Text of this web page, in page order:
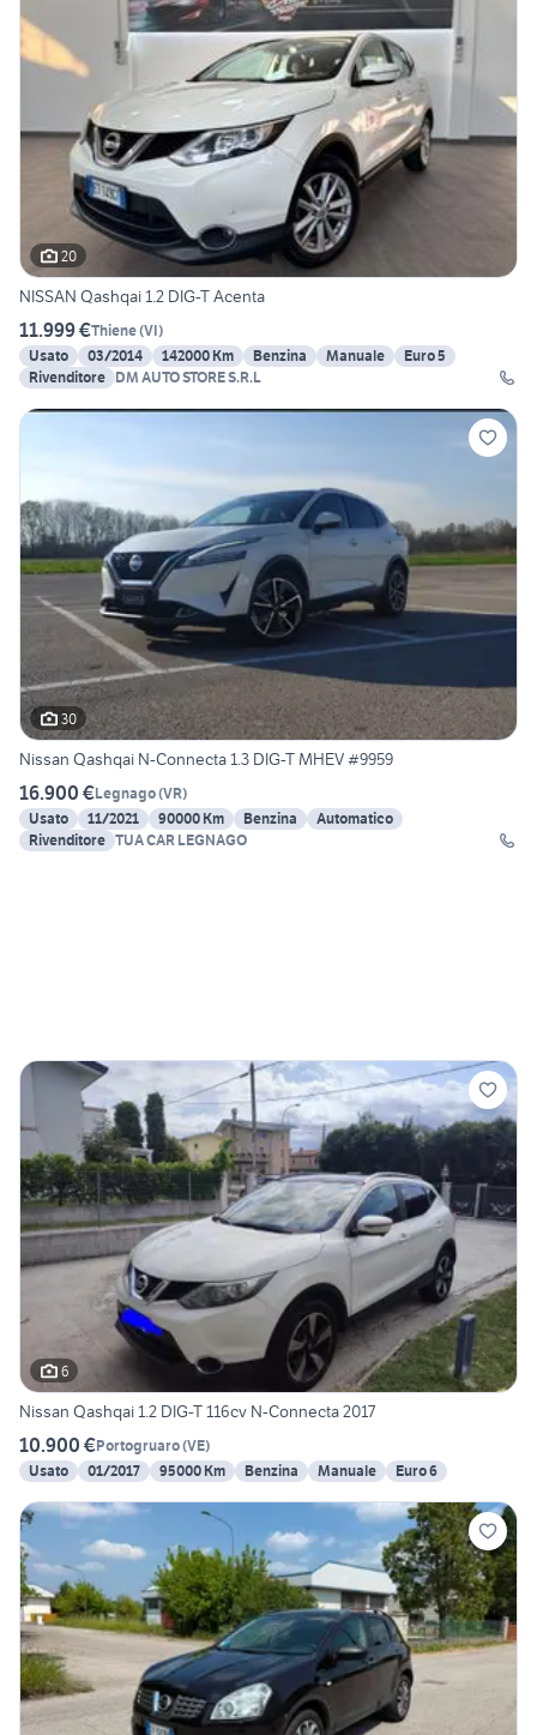
20
NISSAN Qashqai 1.2 DIG-T Acenta
11.999 €Thiene(VI)
Usato
03/2014 142000 Km Benzina Manuale
Euro 5
Rivenditore DM AUTO STORE S.R.L
30
Nissan Qashqai N-Connecta 1.3 DIG-T MHEV #9959
16.900 €Legnago(VR)
Usato
11/2021 90000 Km Benzina
Automatico
Rivenditore TUA CAR LEGNAGO
6
Nissan Qashqai 1.2 DIG-T 116cv N-Connecta 2017
10.900 €Portogruaro(VE)
Usato
01/2017 95000 Km Benzina Manuale Euro 6